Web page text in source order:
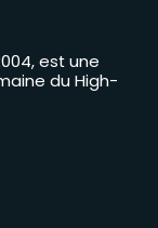
est une
du High-